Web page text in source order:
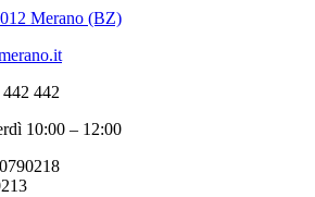
Merano (BZ)
442
10:00 – 12:00